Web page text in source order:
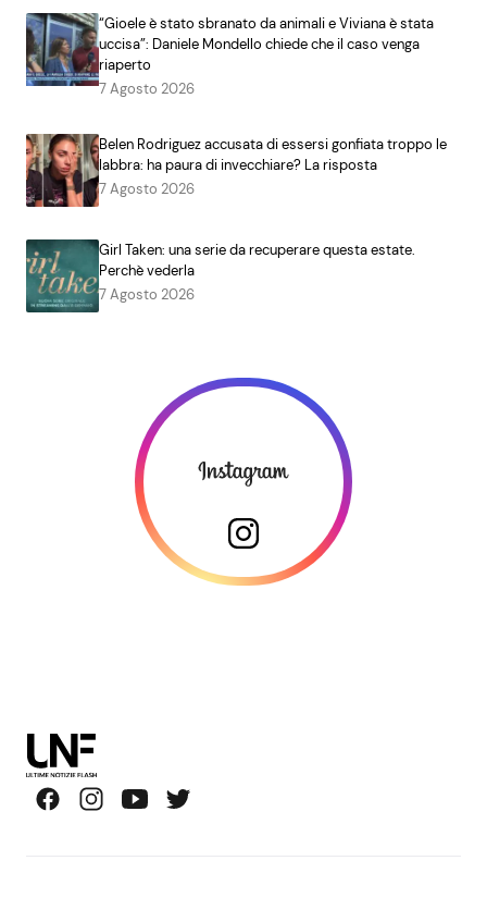
“Gioele è stato sbranato da animali e Viviana è stata
uccisa”: Daniele Mondello chiede che il caso venga
riaperto
7 Agosto 2026
Belen Rodriguez accusata di essersi gonfiata troppo le
labbra: ha paura di invecchiare? La risposta
7 Agosto 2026
Girl Taken: una serie da recuperare questa estate.
Perchè vederla
7 Agosto 2026